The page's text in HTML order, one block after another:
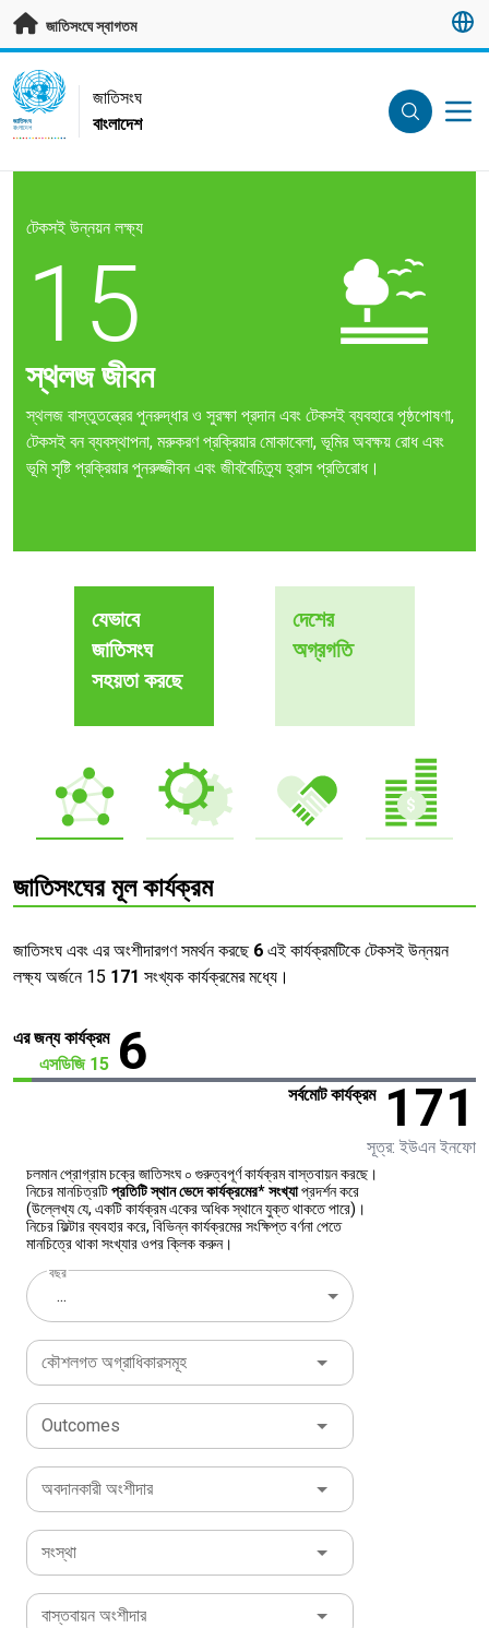
মূল প্রবন্ধে যান
জাতিসংঘে স্বাগতম
UN Logo
জাতিসংঘ
বাংলাদেশ
জাতিসংঘ
বাংলাদেশ
টেকসই উন্নয়ন লক্ষ্য
15
স্থলজ জীবন
স্থলজ বাস্তুতন্ত্রের পুনরুদ্ধার ও সুরক্ষা প্রদান এবং টেকসই ব্যবহারে পৃষ্ঠপোষণা,
টেকসই বন ব্যবস্থাপনা, মরুকরণ প্রক্রিয়ার মোকাবেলা, ভূমির অবক্ষয় রোধ এবং
ভূমি সৃষ্টি প্রক্রিয়ার পুনরুজ্জীবন এবং জীববৈচিত্র্য হ্রাস প্রতিরোধ।
যেভাবে
জাতিসংঘ
সহয়তা করছে
দেশের
অগ্রগতি
জাতিসংঘের মূল কার্যক্রম
জাতিসংঘ এবং এর অংশীদারগণ সমর্থন করছে 6 এই কার্যক্রমটিকে টেকসই উন্নয়ন
লক্ষ্য অর্জনে 15 171 সংখ্যক কার্যক্রমের মধ্যে।
এর জন্য কার্যক্রম
এসডিজি 15 6
সর্বমোট কার্যক্রম 171
সূত্র: ইউএন ইনফো
চলমান প্রোগ্রাম চক্রে জাতিসংঘ ০ গুরুত্বপূর্ণ কার্যক্রম বাস্তবায়ন করছে।
নিচের মানচিত্রটিপ্রতিটি স্থান ভেদে কার্যক্রমের* সংখ্যাপ্রদর্শন করে
(উল্লেখ্য যে, একটি কার্যক্রম একের অধিক স্থানে যুক্ত থাকতে পারে)।
নিচের ফিল্টার ব্যবহার করে, বিভিন্ন কার্যক্রমের সংক্ষিপ্ত বর্ণনা পেতে
মানচিত্রে থাকা সংখ্যার ওপর ক্লিক করুন।
বছর
...
কৌশলগত অগ্রাধিকারসমূহ
Outcomes
অবদানকারী অংশীদার
সংস্থা
বাস্তবায়ন অংশীদার